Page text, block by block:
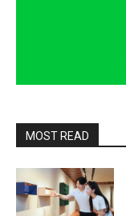
MOST READ